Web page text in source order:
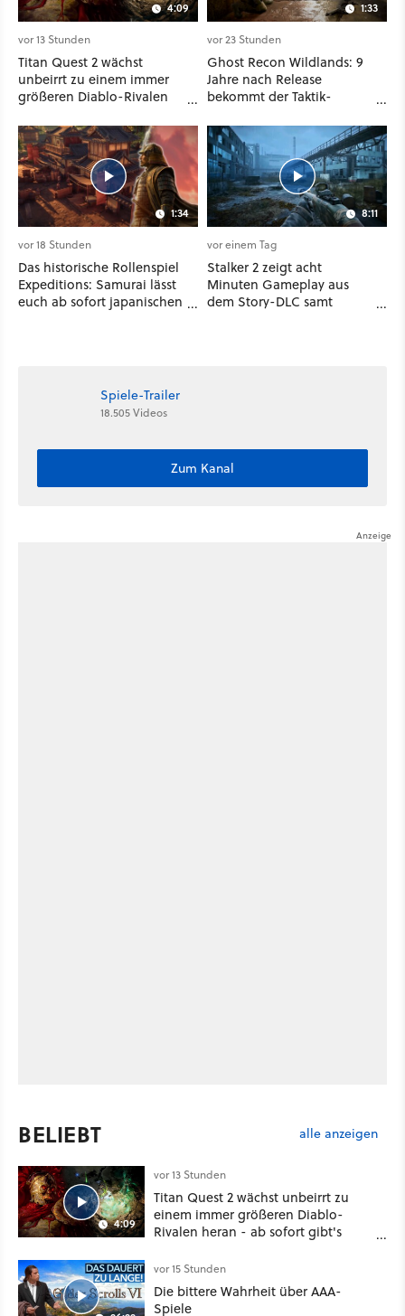
4:09
vor 13 Stunden
Titan Quest 2 wächst
unbeirrt zu einem immer
größeren Diablo-Rivalen
sogar eine richtige
Beschwörer-Klasse
1:33
vor 23 Stunden
Ghost Recon Wildlands: 9
Jahre nach Release
bekommt der Taktik-
nochmal ein dickes Update
1:34
vor 18 Stunden
Das historische Rollenspiel
Expeditions: Samurai lässt
euch ab sofort japanischen
8:11
vor einem Tag
Stalker 2 zeigt acht
Minuten Gameplay aus
dem Story-DLC samt
Spiele-Trailer
18.505 Videos
Zum Kanal
BELIEBT alle anzeigen
4:09
vor 13 Stunden
Titan Quest 2 wächst unbeirrt zu
einem immer größeren Diablo-
Rivalen heran - ab sofort gibt's
Klasse
vor 15 Stunden
Die bittere Wahrheit über AAA-
Spiele